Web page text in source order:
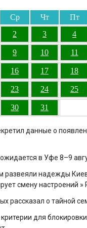
Ср Чт Пт
2 3 4
9 10 11
16 17 18
23 24 25
30 31
данные о
в Уфе 8–9
развеяли надежды
смену настроений »
рассказал о тайной
для